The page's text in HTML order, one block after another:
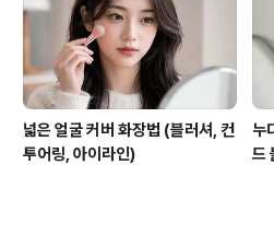
넓은 얼굴 커버 화장법 (블러셔, 컨
투어링, 아이라인)
누
드